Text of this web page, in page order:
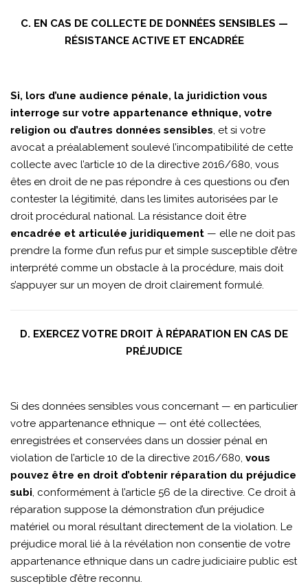
C. EN CAS DE COLLECTE DE DONNÉES SENSIBLES —
RÉSISTANCE ACTIVE ET ENCADRÉE
Si, lors d’une audience pénale, la juridiction vous
interroge sur votre appartenance ethnique, votre
religion ou d’autres données sensibles, et si votre
avocat a préalablement soulevé l’incompatibilité de cette
collecte avec l’article 10 de la directive 2016/680, vous
êtes en droit de ne pas répondre à ces questions ou d’en
contester la légitimité, dans les limites autorisées par le
droit procédural national. La résistance doit être
encadrée et articulée juridiquement — elle ne doit pas
prendre la forme d’un refus pur et simple susceptible d’être
interprété comme un obstacle à la procédure, mais doit
s’appuyer sur un moyen de droit clairement formulé.
D. EXERCEZ VOTRE DROIT À RÉPARATION EN CAS DE
PRÉJUDICE
Si des données sensibles vous concernant — en particulier
votre appartenance ethnique — ont été collectées,
enregistrées et conservées dans un dossier pénal en
violation de l’article 10 de la directive 2016/680, vous
pouvez être en droit d’obtenir réparation du préjudice
subi, conformément à l’article 56 de la directive. Ce droit à
réparation suppose la démonstration d’un préjudice
matériel ou moral résultant directement de la violation. Le
préjudice moral lié à la révélation non consentie de votre
appartenance ethnique dans un cadre judiciaire public est
susceptible d’être reconnu.